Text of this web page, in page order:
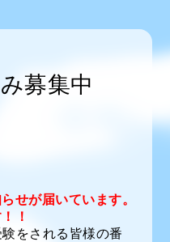
募集中
せが届いています。
！
をされる皆様の番